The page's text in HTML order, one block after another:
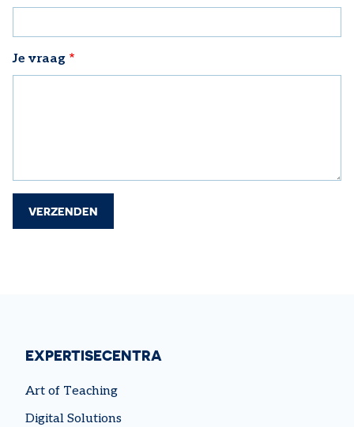
Je vraag
EXPERTISECENTRA
Art of Teaching
Digital Solutions